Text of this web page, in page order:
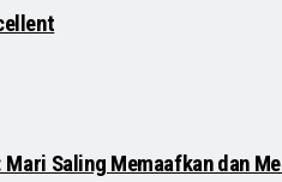
Saling Memaafkan dan